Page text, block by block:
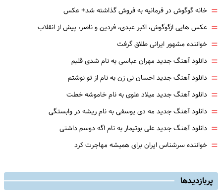
= خانه گوگوش در فرمانیه به فروش گذاشته شد+ عکس
= عکس هایی ازگوگوش، اکبر عبدی، فردین و ناصر، پیش از انقلاب
= خواننده مشهور ایرانی طلاق گرفت
= دانلود آهنگ جدید مهران عباسی به نام شدی قلبم
= دانلود آهنگ جدید احسان نی زن به نام از تو نوشتم
= دانلود آهنگ جدید میلاد علوی به نام خاموشه خطت
= دانلود آهنگ جدید مه دی یوسفی به نام ریشه در وابستگی
= دانلود آهنگ جدید علی بوتیمار به نام اگه دوسم داشتی
= خواننده سرشناس ایران برای همیشه مهاجرت کرد
پربازدیدها